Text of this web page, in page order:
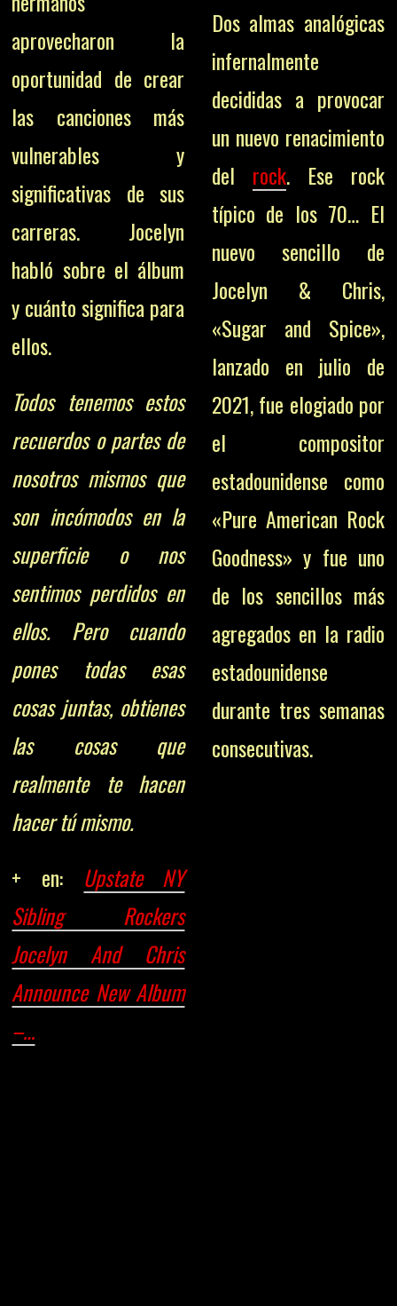
aprovecharon la
oportunidad de crear
las canciones más
vulnerables y
significativas de sus
carreras. Jocelyn
habló sobre el álbum
y cuánto significa para
ellos.
Todos tenemos estos
recuerdos o partes de
nosotros mismos que
son incómodos en la
superficie o nos
sentimos perdidos en
ellos. Pero cuando
pones todas esas
cosas juntas, obtienes
las cosas que
realmente te hacen
hacer tú mismo.
+ en: Upstate NY
Sibling Rockers
Jocelyn And Chris
Announce New Album
–…
Dos almas analógicas
infernalmente
decididas a provocar
un nuevo renacimiento
del rock. Ese rock
típico de los 70… El
nuevo sencillo de
Jocelyn & Chris,
«Sugar and Spice»,
lanzado en julio de
2021, fue elogiado por
el compositor
estadounidense como
«Pure American Rock
Goodness» y fue uno
de los sencillos más
agregados en la radio
estadounidense
durante tres semanas
consecutivas.